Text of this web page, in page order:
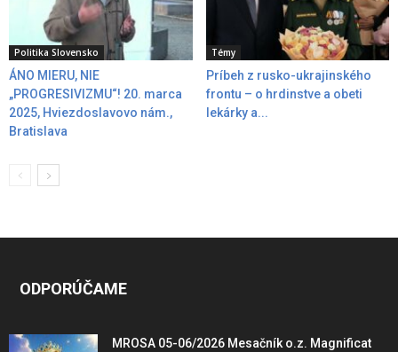
Politika Slovensko
ÁNO MIERU, NIE
„PROGRESIVIZMU“! 20. marca
2025, Hviezdoslavovo nám.,
Bratislava
Témy
Príbeh z rusko-ukrajinského
frontu – o hrdinstve a obeti
lekárky a...
ODPORÚČAME
MROSA 05-06/2026 Mesačník o.z. Magnificat